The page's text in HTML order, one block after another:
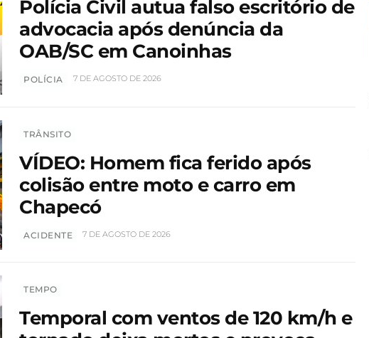
Polícia Civil autua falso escritório de
advocacia após denúncia da
OAB/SC em Canoinhas
POLÍCIA 7 DE AGOSTO DE 2026
TRÂNSITO
VÍDEO: Homem fica ferido após
colisão entre moto e carro em
Chapecó
ACIDENTE 7 DE AGOSTO DE 2026
TEMPO
Temporal com ventos de 120 km/h e